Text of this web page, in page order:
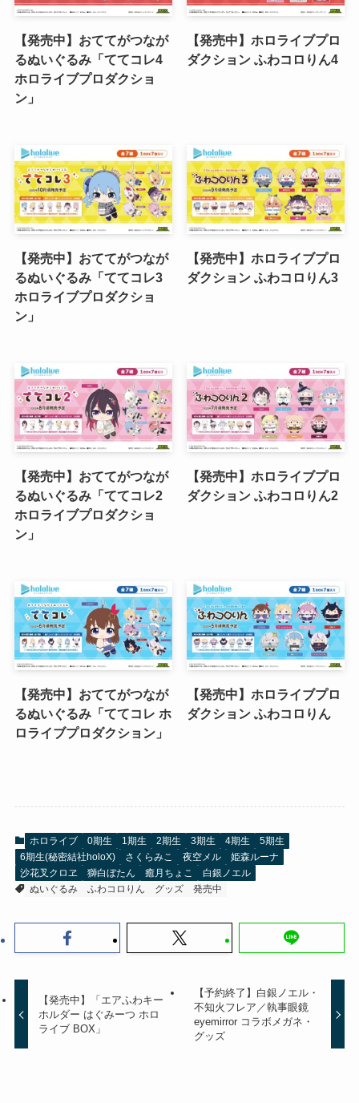
【発売中】おててがつなが
るぬいぐるみ「ててコレ4
ホロライブプロダクショ
ン」
【発売中】ホロライブプロ
ダクション ふわコロりん4
【発売中】おててがつなが
るぬいぐるみ「ててコレ3
ホロライブプロダクショ
ン」
【発売中】ホロライブプロ
ダクション ふわコロりん3
【発売中】おててがつなが
るぬいぐるみ「ててコレ2
ホロライブプロダクショ
ン」
【発売中】ホロライブプロ
ダクション ふわコロりん2
【発売中】おててがつなが
るぬいぐるみ「ててコレ ホ
ロライブプロダクション」
【発売中】ホロライブプロ
ダクション ふわコロりん
ホロライブ 0期生 1期生 2期生 3期生 4期生
5期生
6期生(秘密結社holoX)
さくらみこ 夜空メル
姫森ルーナ
沙花叉クロヱ
獅白ぼたん 癒月ちょこ
白銀ノエル
ぬいぐるみ
ふわコロりん グッズ 発売中
【発売中】「エアふわキー
ホルダー はぐみーつ ホロ
ライブ BOX」
【予約終了】白銀ノエル・
不知火フレア／執事眼鏡
eyemirror コラボメガネ・
グッズ